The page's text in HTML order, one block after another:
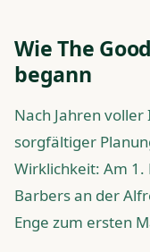
Wie The
begann
Nach Jahren
sorgfältiger
Wirklichkeit: Am 1.
Barbers an der
Enge zum ersten